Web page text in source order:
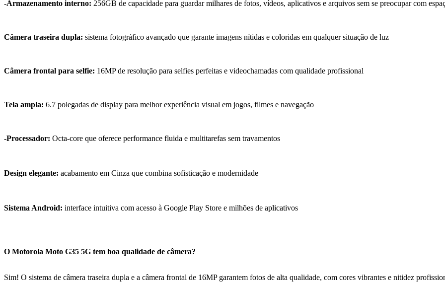
-Armazenamento interno: 256GB de capacidade para guardar milhares de fotos, vídeos, aplicativos e arquivos sem se preocupar com
Câmera traseira dupla: sistema fotográfico avançado que garante imagens nítidas e coloridas em qualquer situação de luz
Câmera frontal para selfie: 16MP de resolução para selfies perfeitas e videochamadas com qualidade profissional
Tela ampla: 6.7 polegadas de display para melhor experiência visual em jogos, filmes e navegação
-Processador: Octa-core que oferece performance fluida e multitarefas sem travamentos
Design elegante: acabamento em Cinza que combina sofisticação e modernidade
Sistema Android: interface intuitiva com acesso à Google Play Store e milhões de aplicativos
O Motorola Moto G35 5G tem boa qualidade de câmera?
Sim! O sistema de câmera traseira dupla e a câmera frontal de 16MP garantem fotos de alta qualidade, com cores vibrantes e nitidez